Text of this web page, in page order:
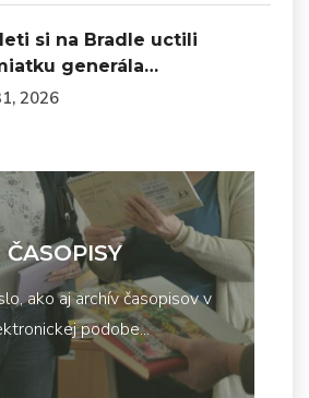
si na Bradle uctili
generála…
2026
ČASOPISY
ako aj archív časopisov v
podobe...